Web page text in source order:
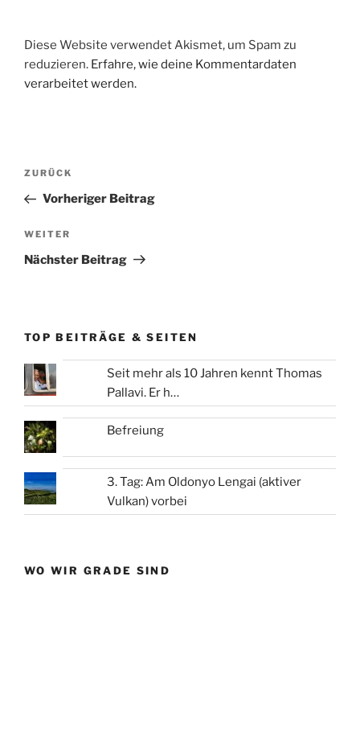
Diese Website verwendet Akismet, um Spam zu
reduzieren. Erfahre, wie deine Kommentardaten
verarbeitet werden.
Beitragsnavigation
Vorheriger
Beitrag
ZURÜCK
Vorheriger Beitrag
Nächster
Beitrag
WEITER
Nächster Beitrag
TOP BEITRÄGE & SEITEN
Seit mehr als 10 Jahren kennt Thomas
Pallavi. Er h…
Befreiung
3. Tag: Am Oldonyo Lengai (aktiver
Vulkan) vorbei
WO WIR GRADE SIND